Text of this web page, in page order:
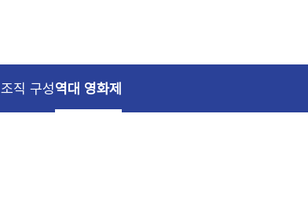
조직 구성역대 영화제